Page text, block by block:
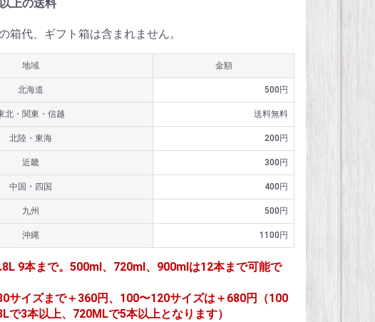
上の送料
箱代、ギフト箱は含まれません。
地域 金額
北海道 500円
北・関東・信越 送料無料
北陸・東海 200円
近畿 300円
中国・四国 400円
九州 500円
沖縄 1100円
9本まで。500ml、720ml、900mlは12本まで可能で
サイズまで＋360円、100〜120サイズは＋680円（100
で3本以上、720MLで5本以上となります）